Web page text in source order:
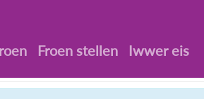
Froen stellen Iwwer eis